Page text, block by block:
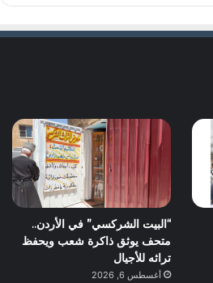
“البيت الشركسي” في الأردن..
متحف يوثق ذاكرة شعب ويحفظ
تراثه للأجيال
أغسطس 6, 2026